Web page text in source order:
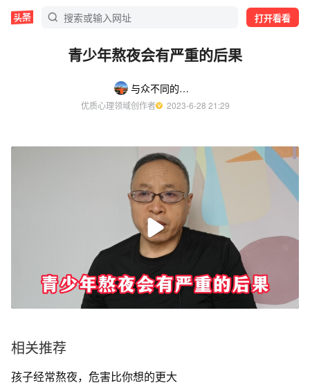
打开看看
青少年熬夜会有严重的后果
与众不同的心理学
优质心理领域创作者
  2023-6-28 21:29
相关推荐
孩子经常熬夜，危害比你想的更大